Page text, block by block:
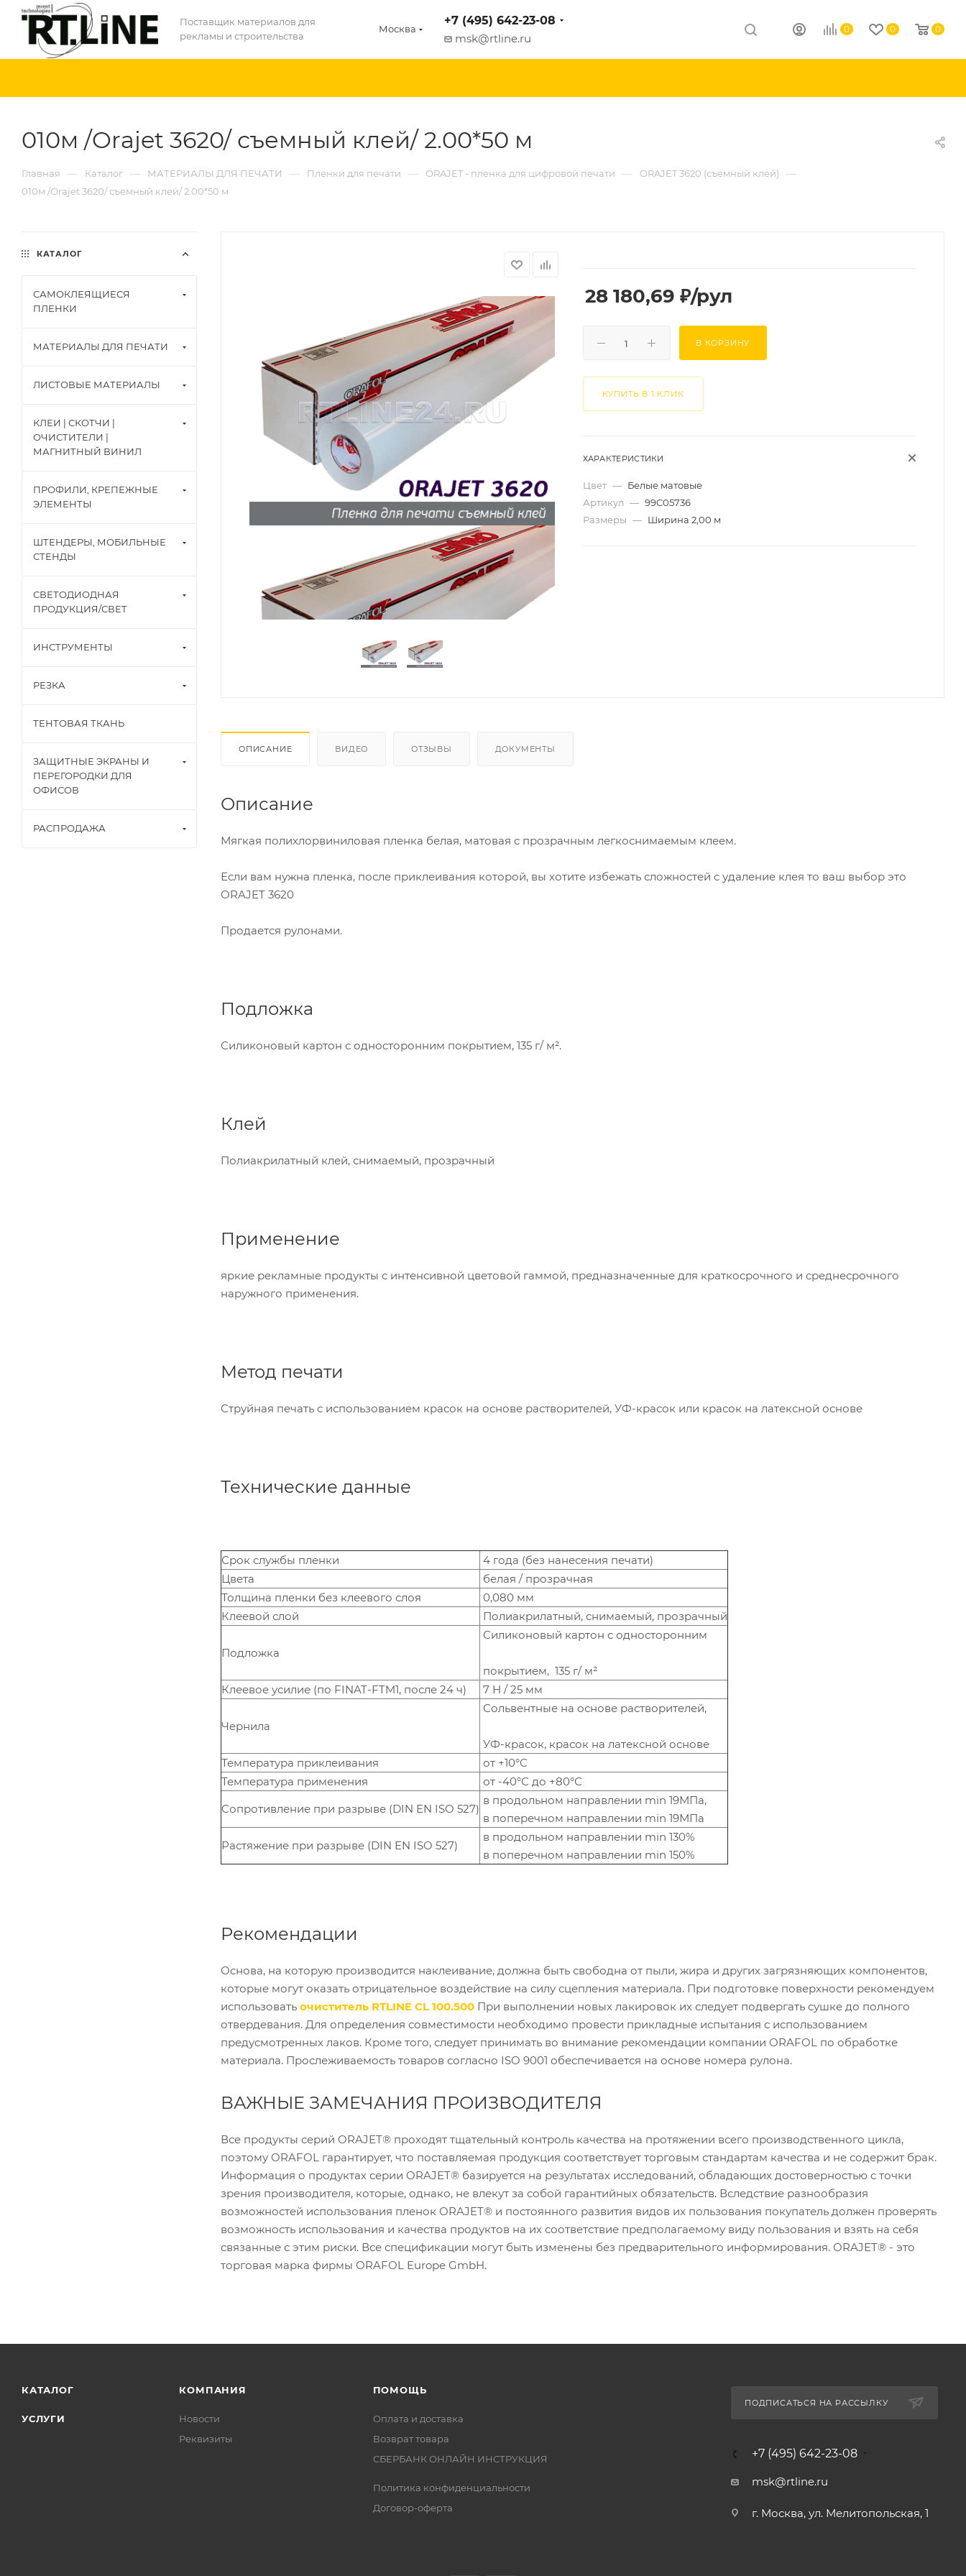
Поставщик материалов для
рекламы и строительства
Москва
+7 (495) 642-23-08
msk@rtline.ru
0 0 0
010м /Orajet 3620/ съемный клей/ 2.00*50 м
Главная — Каталог — МАТЕРИАЛЫ ДЛЯ ПЕЧАТИ — Пленки для печати — ORAJET - пленка для цифровой печати — ORAJET 3620 (съемный клей) —
010м /Orajet 3620/ съемный клей/ 2.00*50 м
28 180,69 ₽/рул
В КОРЗИНУ
КУПИТЬ В 1 КЛИК
ХАРАКТЕРИСТИКИ
Цвет — Белые матовые
Артикул — 99C05736
Размеры — Ширина 2,00 м
ОПИСАНИЕ ВИДЕО ОТЗЫВЫ ДОКУМЕНТЫ
Описание
Мягкая полихлорвиниловая пленка белая, матовая с прозрачным легкоснимаемым клеем.
Если вам нужна пленка, после приклеивания которой, вы хотите избежать сложностей с удаление клея то ваш выбор это
ORAJET 3620
Продается рулонами.
Подложка
Силиконовый картон с односторонним покрытием, 135 г/ м².
Клей
Полиакрилатный клей, снимаемый, прозрачный
Применение
яркие рекламные продукты с интенсивной цветовой гаммой, предназначенные для краткосрочного и среднесрочного
наружного применения.
Метод печати
Струйная печать с использованием красок на основе растворителей, УФ-красок или красок на латексной основе
Технические данные
Срок службы пленки
4 года (без нанесения печати)
Цвета
белая / прозрачная
Толщина пленки без клеевого слоя
0,080 мм
Клеевой слой
Полиакрилатный, снимаемый, прозрачный
Подложка
Силиконовый картон с односторонним
покрытием, 135 г/ м²
Клеевое усилие (по FINAT-FTM1, после 24 ч)
7 Н / 25 мм
Чернила
Сольвентные на основе растворителей,
УФ-красок, красок на латексной основе
Температура приклеивания
от +10°С
Температура применения
от -40°С до +80°С
Сопротивление при разрыве (DIN EN ISO 527)
в продольном направлении min 19МПа,
в поперечном направлении min 19МПа
Растяжение при разрыве (DIN EN ISO 527)
в продольном направлении min 130%
в поперечном направлении min 150%
Рекомендации
Основа, на которую производится наклеивание, должна быть свободна от пыли, жира и других загрязняющих компонентов,
которые могут оказать отрицательное воздействие на силу сцепления материала. При подготовке поверхности рекомендуем
использовать очиститель RTLINE CL 100.500 При выполнении новых лакировок их следует подвергать сушке до полного
отвердевания. Для определения совместимости необходимо провести прикладные испытания с использованием
предусмотренных лаков. Кроме того, следует принимать во внимание рекомендации компании ORAFOL по обработке
материала. Прослеживаемость товаров согласно ISO 9001 обеспечивается на основе номера рулона.
ВАЖНЫЕ ЗАМЕЧАНИЯ ПРОИЗВОДИТЕЛЯ
Все продукты серий ORAJET® проходят тщательный контроль качества на протяжении всего производственного цикла,
поэтому ORAFOL гарантирует, что поставляемая продукция соответствует торговым стандартам качества и не содержит брак.
Информация о продуктах серии ORAJET® базируется на результатах исследований, обладающих достоверностью с точки
зрения производителя, которые, однако, не влекут за собой гарантийных обязательств. Вследствие разнообразия
возможностей использования пленок ORAJET® и постоянного развития видов их пользования покупатель должен проверять
возможность использования и качества продуктов на их соответствие предполагаемому виду пользования и взять на себя
связанные с этим риски. Все спецификации могут быть изменены без предварительного информирования. ORAJET® - это
торговая марка фирмы ORAFOL Europe GmbH.
КАТАЛОГ
САМОКЛЕЯЩИЕСЯ
ПЛЕНКИ
МАТЕРИАЛЫ ДЛЯ ПЕЧАТИ
ЛИСТОВЫЕ МАТЕРИАЛЫ
КЛЕИ | СКОТЧИ |
ОЧИСТИТЕЛИ |
МАГНИТНЫЙ ВИНИЛ
ПРОФИЛИ, КРЕПЕЖНЫЕ
ЭЛЕМЕНТЫ
ШТЕНДЕРЫ, МОБИЛЬНЫЕ
СТЕНДЫ
СВЕТОДИОДНАЯ
ПРОДУКЦИЯ/СВЕТ
ИНСТРУМЕНТЫ
РЕЗКА
ТЕНТОВАЯ ТКАНЬ
ЗАЩИТНЫЕ ЭКРАНЫ И
ПЕРЕГОРОДКИ ДЛЯ
ОФИСОВ
РАСПРОДАЖА
КАТАЛОГ
УСЛУГИ
КОМПАНИЯ
Новости
Реквизиты
ПОМОЩЬ
Оплата и доставка
Возврат товара
СБЕРБАНК ОНЛАЙН ИНСТРУКЦИЯ
Политика конфиденциальности
Договор-оферта
ПОДПИСАТЬСЯ НА РАССЫЛКУ
+7 (495) 642-23-08
msk@rtline.ru
г. Москва, ул. Мелитопольская, 1